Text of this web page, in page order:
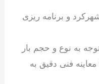
و برنامه ریزی
به نوع و حجم بار
معاینه فنی دقیق به